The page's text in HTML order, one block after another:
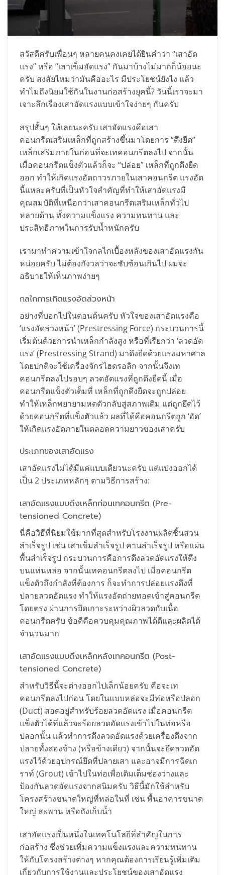
สวัสดีครับเพื่อนๆ หลายคนคงเคยได้ยินคำว่า “เสาอัด
แรง” หรือ “เสาเข็มอัดแรง” กันมาบ้างไม่มากก็น้อยนะ
ครับ สงสัยไหมว่ามันคืออะไร มีประโยชน์ยังไง แล้ว
ทำไมถึงนิยมใช้กันในงานก่อสร้างยุคนี้? วันนี้เราจะมา
เจาะลึกเรื่องเสาอัดแรงแบบเข้าใจง่ายๆ กันครับ
สรุปสั้นๆ ให้เลยนะครับ เสาอัดแรงคือเสา
คอนกรีตเสริมเหล็กที่ถูกสร้างขึ้นมาโดยการ “ดึงยืด”
เหล็กเสริมภายในก่อนที่จะเทคอนกรีตลงไป จากนั้น
เมื่อคอนกรีตแข็งตัวแล้วก็จะ “ปล่อย” เหล็กที่ถูกดึงยืด
ออก ทำให้เกิดแรงอัดถาวรภายในเสาคอนกรีต แรงอัด
นี้แหละครับที่เป็นหัวใจสำคัญที่ทำให้เสาอัดแรงมี
คุณสมบัติที่เหนือกว่าเสาคอนกรีตเสริมเหล็กทั่วไป
หลายด้าน ทั้งความแข็งแรง ความทนทาน และ
ประสิทธิภาพในการรับน้ำหนักครับ
เรามาทำความเข้าใจกลไกเบื้องหลังของเสาอัดแรงกัน
หน่อยครับ ไม่ต้องกังวลว่าจะซับซ้อนเกินไป ผมจะ
อธิบายให้เห็นภาพง่ายๆ
กลไกการเกิดแรงอัดล่วงหน้า
อย่างที่บอกไปในตอนต้นครับ หัวใจของเสาอัดแรงคือ
‘แรงอัดล่วงหน้า’ (Prestressing Force) กระบวนการนี้
เริ่มต้นด้วยการนำเหล็กกำลังสูง หรือที่เรียกว่า ‘ลวดอัด
แรง’ (Prestressing Strand) มาดึงยืดด้วยแรงมหาศาล
โดยปกติจะใช้เครื่องจักรไฮดรอลิก จากนั้นจึงเท
คอนกรีตลงไปรอบๆ ลวดอัดแรงที่ถูกดึงยืดนี้ เมื่อ
คอนกรีตแข็งตัวเต็มที่ เหล็กที่ถูกดึงยืดจะถูกปล่อย
ทำให้เหล็กพยายามหดตัวกลับสู่สภาพเดิม แต่ถูกยึดไว้
ด้วยคอนกรีตที่แข็งตัวแล้ว ผลที่ได้คือคอนกรีตถูก ‘อัด’
ให้เกิดแรงอัดภายในตลอดความยาวของเสาครับ
ประเภทของเสาอัดแรง
เสาอัดแรงไม่ได้มีแค่แบบเดียวนะครับ แต่แบ่งออกได้
เป็น 2 ประเภทหลักๆ ตามวิธีการสร้าง:
เสาอัดแรงแบบดึงเหล็กก่อนเทคอนกรีต (Pre-
tensioned Concrete)
นี่คือวิธีที่นิยมใช้มากที่สุดสำหรับโรงงานผลิตชิ้นส่วน
สำเร็จรูป เช่น เสาเข็มสำเร็จรูป คานสำเร็จรูป หรือแผ่น
พื้นสำเร็จรูป กระบวนการคือการดึงลวดอัดแรงให้ตึง
บนแท่นหล่อ จากนั้นเทคอนกรีตลงไป เมื่อคอนกรีต
แข็งตัวถึงกำลังที่ต้องการ ก็จะทำการปล่อยแรงดึงที่
ปลายลวดอัดแรง ทำให้แรงอัดถ่ายทอดเข้าสู่คอนกรีต
โดยตรง ผ่านการยึดเกาะระหว่างผิวลวดกับเนื้อ
คอนกรีตครับ ข้อดีคือควบคุมคุณภาพได้ดีและผลิตได้
จำนวนมาก
เสาอัดแรงแบบดึงเหล็กหลังเทคอนกรีต (Post-
tensioned Concrete)
สำหรับวิธีนี้จะต่างออกไปเล็กน้อยครับ คือจะเท
คอนกรีตลงไปก่อน โดยในแบบหล่อจะมีท่อหรือปลอก
(Duct) สอดอยู่สำหรับร้อยลวดอัดแรง เมื่อคอนกรีต
แข็งตัวได้ที่แล้วจะร้อยลวดอัดแรงเข้าไปในท่อหรือ
ปลอกนั้น แล้วทำการดึงลวดอัดแรงด้วยเครื่องดึงจาก
ปลายทั้งสองข้าง (หรือข้างเดียว) จากนั้นจะยึดลวดอัด
แรงไว้ด้วยอุปกรณ์ยึดที่ปลายเสา และอาจมีการฉีดเก
ราท์ (Grout) เข้าไปในท่อเพื่อเติมเต็มช่องว่างและ
ป้องกันลวดอัดแรงจากสนิมครับ วิธีนี้มักใช้สำหรับ
โครงสร้างขนาดใหญ่ที่หล่อในที่ เช่น พื้นอาคารขนาด
ใหญ่ สะพาน หรือถังเก็บน้ำ
เสาอัดแรงเป็นหนึ่งในเทคโนโลยีที่สำคัญในการ
ก่อสร้าง ซึ่งช่วยเพิ่มความแข็งแรงและความทนทาน
ให้กับโครงสร้างต่างๆ หากคุณต้องการเรียนรู้เพิ่มเติม
เกี่ยวกับการใช้งานและประโยชน์ของเสาอัดแรง